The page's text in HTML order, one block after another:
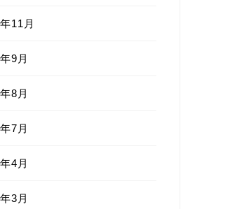
11月
9月
8月
7月
4月
3月